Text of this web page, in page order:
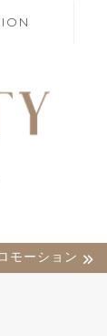
モーション